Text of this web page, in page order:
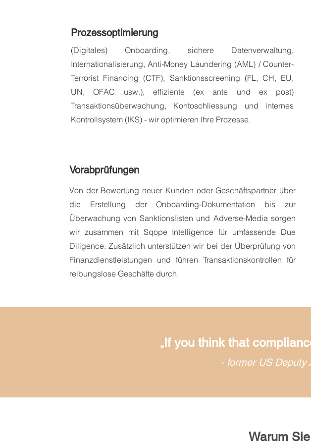
Prozessoptimierung
(Digitales) Onboarding, sichere Datenverwaltung,
Internationalisierung, Anti-Money Laundering (AML) / Counter-
Terrorist Financing (CTF), Sanktionsscreening (FL, CH, EU,
UN, OFAC usw.), effiziente (ex ante und ex post)
Transaktionsüberwachung, Kontoschliessung und internes
Kontrollsystem (IKS) - wir optimieren Ihre Prozesse.
Vorabprüfungen
Von der Bewertung neuer Kunden oder Geschäftspartner über
die Erstellung der Onboarding-Dokumentation bis zur
Überwachung von Sanktionslisten und Adverse-Media sorgen
wir zusammen mit Sqope Intelligence für umfassende Due
Diligence. Zusätzlich unterstützen wir bei der Überprüfung von
Finanzdienstleistungen und führen Transaktionskontrollen für
reibungslose Geschäfte durch.
„If you think that
- former US Deputy
Warum